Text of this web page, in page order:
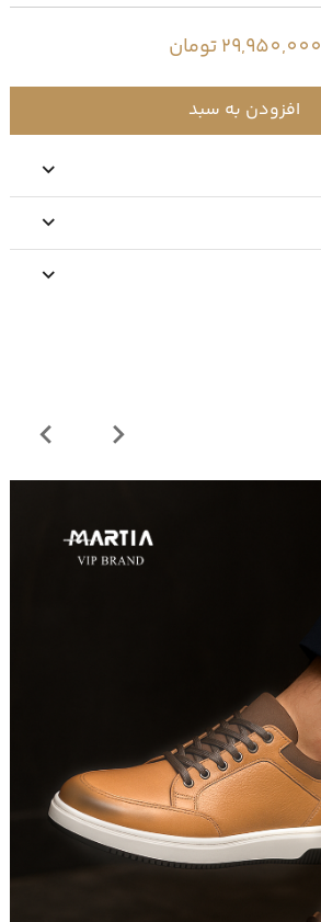
29,950,000 تومان
افزودن به سبد